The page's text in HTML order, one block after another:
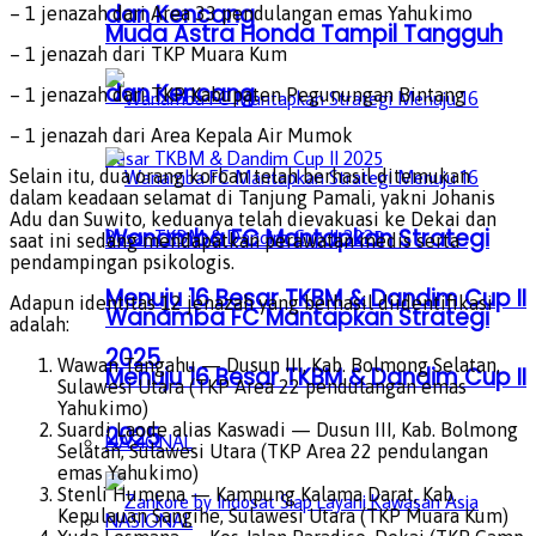
dan Kencang
Wanamba FC Mantapkan Strategi
Menuju 16 Besar TKBM & Dandim Cup II
2025
NASIONAL
Muda Astra Honda Tampil Tangguh
dan Kencang
Wanamba FC Mantapkan Strategi
Menuju 16 Besar TKBM & Dandim Cup II
2025
NASIONAL
– 1 jenazah dari Area 33 pendulangan emas Yahukimo
– 1 jenazah dari TKP Muara Kum
– 1 jenazah dari TKP Kabupaten Pegunungan Bintang
– 1 jenazah dari Area Kepala Air Mumok
Selain itu, dua orang korban telah berhasil ditemukan
dalam keadaan selamat di Tanjung Pamali, yakni Johanis
Adu dan Suwito, keduanya telah dievakuasi ke Dekai dan
saat ini sedang mendapatkan perawatan medis serta
pendampingan psikologis.
Adapun identitas 12 jenazah yang berhasil diidentifikasi
adalah:
Wawan Tangahu — Dusun III, Kab. Bolmong Selatan,
Sulawesi Utara (TKP Area 22 pendulangan emas
Yahukimo)
Suardi Laode alias Kaswadi — Dusun III, Kab. Bolmong
Selatan, Sulawesi Utara (TKP Area 22 pendulangan
emas Yahukimo)
Stenli Humena — Kampung Kalama Darat, Kab.
Kepulauan Sangihe, Sulawesi Utara (TKP Muara Kum)